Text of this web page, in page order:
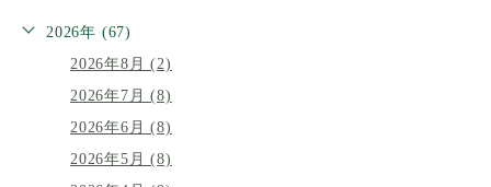
2026年 (67)
2026年8月 (2)
2026年7月 (8)
2026年6月 (8)
2026年5月 (8)